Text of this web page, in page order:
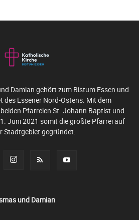
Damian gehört zum Bistum Essen und
des Essener Nord-Ostens. Mit dem
Pfarreien St. Johann Baptist und
Juni 2021 somit die größte Pfarrei auf
Stadtgebiet gegründet.
und Damian